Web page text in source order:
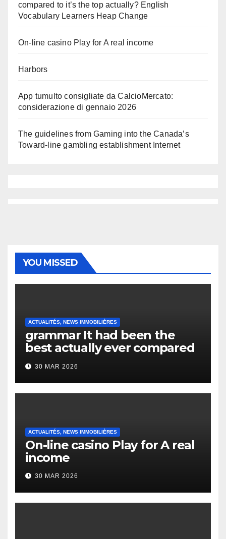
compared to it’s the top actually? English
Vocabulary Learners Heap Change
On-line casino Play for A real income
Harbors
App tumulto consigliate da CalcioMercato:
considerazione di gennaio 2026
The guidelines from Gaming into the Canada’s
Toward-line gambling establishment Internet
YOU MISSED
ACTUALITÉS, NEWS IMMOBILIÈRES
grammar It had been the
best actually ever compared
to it’s the top actually?
English Vocabulary Learners
Heap Change
30 MAR 2026
ACTUALITÉS, NEWS IMMOBILIÈRES
On-line casino Play for A real
income
30 MAR 2026